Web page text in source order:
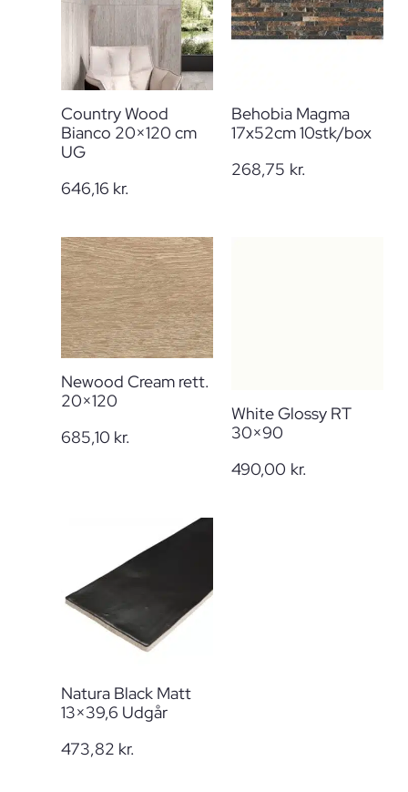
Country Wood
Bianco 20×120 cm
UG
646,16 kr.
Behobia Magma
17x52cm 10stk/box
268,75 kr.
Newood Cream rett.
20×120
685,10 kr.
White Glossy RT
30×90
490,00 kr.
Natura Black Matt
13×39,6 Udgår
473,82 kr.